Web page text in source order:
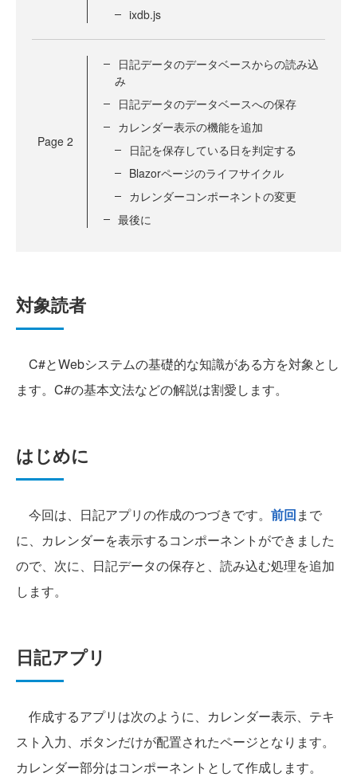
ixdb.js
Page 2
日記データのデータベースからの読み込
み
日記データのデータベースへの保存
カレンダー表示の機能を追加
日記を保存している日を判定する
Blazorページのライフサイクル
カレンダーコンポーネントの変更
最後に
対象読者
C#とWebシステムの基礎的な知識がある方を対象とし
ます。C#の基本文法などの解説は割愛します。
はじめに
今回は、日記アプリの作成のつづきです。 前回まで
に、カレンダーを表示するコンポーネントができました
ので、次に、日記データの保存と、読み込む処理を追加
します。
日記アプリ
作成するアプリは次のように、カレンダー表示、テキ
スト入力、ボタンだけが配置されたページとなります。
カレンダー部分はコンポーネントとして作成します。